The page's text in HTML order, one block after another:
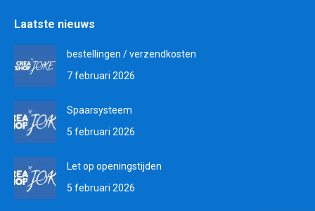
Laatste nieuws
bestellingen / verzendkosten
7 februari 2026
Spaarsysteem
5 februari 2026
Let op openingstijden
5 februari 2026